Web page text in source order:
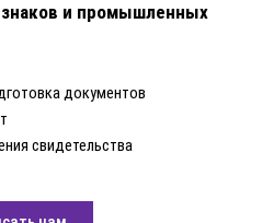
и промышленных
документов
свидетельства